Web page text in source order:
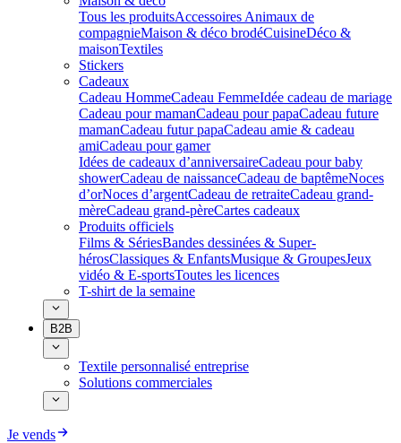
Tous les produitsAccessoires Animaux de
compagnieMaison & déco brodéCuisineDéco &
maisonTextiles
Stickers
Cadeaux
Cadeau HommeCadeau FemmeIdée cadeau de mariage​
Cadeau pour mamanCadeau pour papaCadeau future
mamanCadeau futur papaCadeau amie & cadeau
amiCadeau pour gamer
Idées de cadeaux d’anniversaireCadeau pour baby
showerCadeau de naissanceCadeau de baptêmeNoces
d’orNoces d’argentCadeau de retraiteCadeau grand-
mèreCadeau grand-pèreCartes cadeaux
Produits officiels
Films & SériesBandes dessinées & Super-
hérosClassiques & EnfantsMusique & GroupesJeux
vidéo & E-sportsToutes les licences
T-shirt de la semaine
B2B
Textile personnalisé entreprise
Solutions commerciales
Je vends